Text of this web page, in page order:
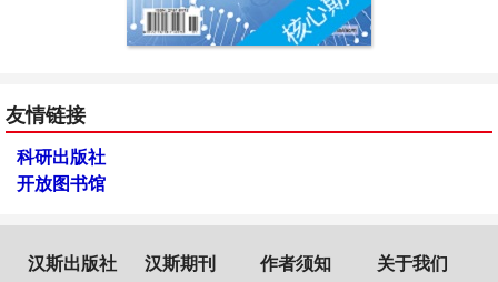
友情链接
科研出版社
开放图书馆
汉斯出版社 汉斯期刊 作者须知 关于我们